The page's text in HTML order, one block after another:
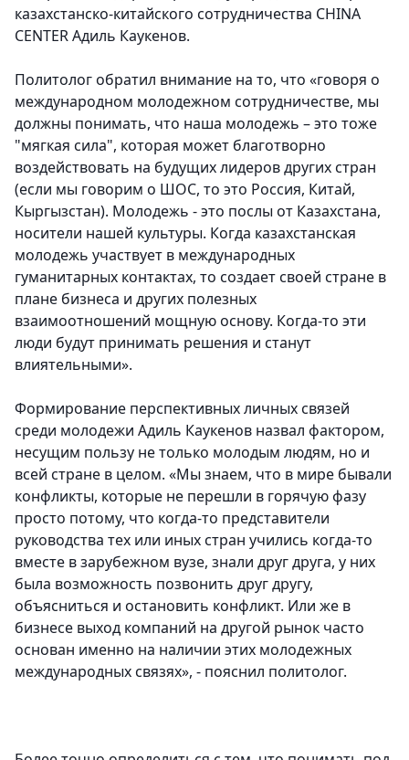
казахстанско-китайского сотрудничества CHINA
CENTER Адиль Каукенов.
Политолог обратил внимание на то, что «говоря о
международном молодежном сотрудничестве, мы
должны понимать, что наша молодежь – это тоже
"мягкая сила", которая может благотворно
воздействовать на будущих лидеров других стран
(если мы говорим о ШОС, то это Россия, Китай,
Кыргызстан). Молодежь - это послы от Казахстана,
носители нашей культуры. Когда казахстанская
молодежь участвует в международных
гуманитарных контактах, то создает своей стране в
плане бизнеса и других полезных
взаимоотношений мощную основу. Когда-то эти
люди будут принимать решения и станут
влиятельными».
Формирование перспективных личных связей
среди молодежи Адиль Каукенов назвал фактором,
несущим пользу не только молодым людям, но и
всей стране в целом. «Мы знаем, что в мире бывали
конфликты, которые не перешли в горячую фазу
просто потому, что когда-то представители
руководства тех или иных стран учились когда-то
вместе в зарубежном вузе, знали друг друга, у них
была возможность позвонить друг другу,
объясниться и остановить конфликт. Или же в
бизнесе выход компаний на другой рынок часто
основан именно на наличии этих молодежных
международных связях», - пояснил политолог.